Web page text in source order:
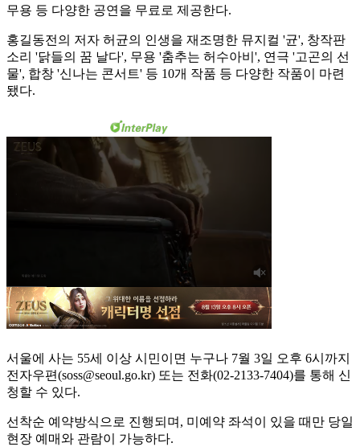
무용 등 다양한 공연을 무료로 제공한다.
홍길동전의 저자 허균의 인생을 재조명한 뮤지컬 '균', 창작판
소리 '닭들의 꿈 날다', 무용 '춤추는 허수아비', 연극 '고곤의 선
물', 합창 '신나는 콘서트' 등 10개 작품 등 다양한 작품이 마련
됐다.
서울에 사는 55세 이상 시민이면 누구나 7월 3일 오후 6시까지
전자우편(soss@seoul.go.kr) 또는 전화(02-2133-7404)를 통해 신
청할 수 있다.
선착순 예약방식으로 진행되며, 미예약 좌석이 있을 때만 당일
현장 예매와 관람이 가능하다.